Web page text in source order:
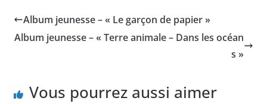
Album jeunesse – « Le garçon de papier »
Album jeunesse – « Terre animale – Dans les océan
s »
Vous pourrez aussi aimer